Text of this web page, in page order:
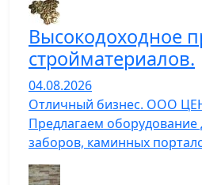
Высокодоходное
стройматериалов.
04.08.2026
Отличный бизнес. ООО
Предлагаем оборудование
заборов, каминных